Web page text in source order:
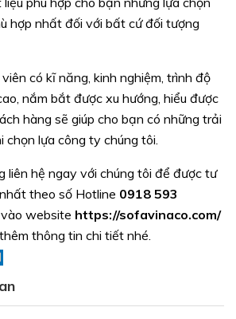
hợp nhất đối với bất cứ đối tượng
có kĩ năng, kinh nghiệm, trình độ
nắm bắt được xu hướng, hiểu được
hàng sẽ giúp cho bạn có những trải
chọn lựa công ty chúng tôi.
liên hệ ngay với chúng tôi để được tư
theo số Hotline 0918 593
website https://sofavinaco.com/
thông tin chi tiết nhé.